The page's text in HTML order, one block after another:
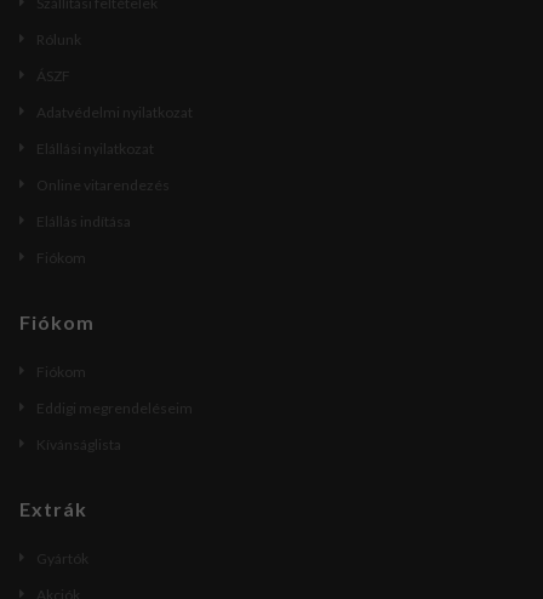
Rólunk
ÁSZF
Adatvédelmi nyilatkozat
Elállási nyilatkozat
Online vitarendezés
Elállás indítása
Fiókom
Fiókom
Fiókom
Eddigi megrendeléseim
Kívánságlista
Extrák
Gyártók
Akciók